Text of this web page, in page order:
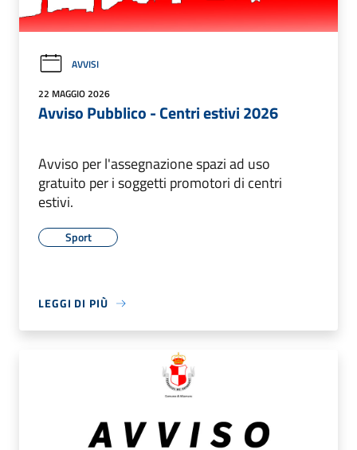
AVVISI
22 MAGGIO 2026
Avviso Pubblico - Centri estivi 2026
Avviso per l'assegnazione spazi ad uso
gratuito per i soggetti promotori di centri
estivi.
Sport
LEGGI DI PIÙ